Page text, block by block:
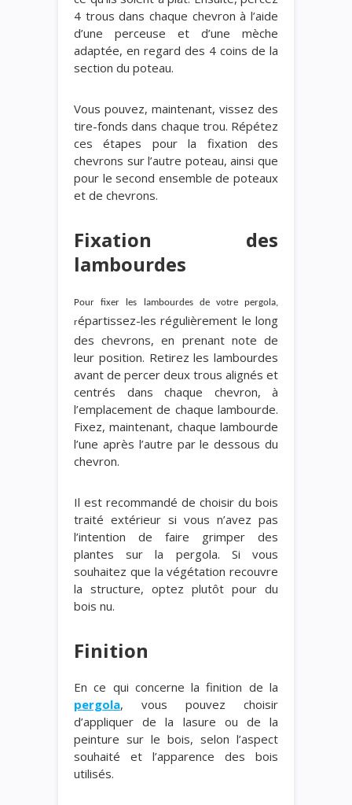
4 trous dans chaque chevron à l’aide
d’une perceuse et d’une mèche
adaptée, en regard des 4 coins de la
section du poteau.
Vous pouvez, maintenant, vissez des
tire-fonds dans chaque trou. Répétez
ces étapes pour la fixation des
chevrons sur l’autre poteau, ainsi que
pour le second ensemble de poteaux
et de chevrons.
Fixation des
lambourdes
Pour fixer les lambourdes de votre pergola,
répartissez-les régulièrement le long
des chevrons, en prenant note de
leur position. Retirez les lambourdes
avant de percer deux trous alignés et
centrés dans chaque chevron, à
l’emplacement de chaque lambourde.
Fixez, maintenant, chaque lambourde
l’une après l’autre par le dessous du
chevron.
Il est recommandé de choisir du bois
traité extérieur si vous n’avez pas
l’intention de faire grimper des
plantes sur la pergola. Si vous
souhaitez que la végétation recouvre
la structure, optez plutôt pour du
bois nu.
Finition
En ce qui concerne la finition de la
pergola, vous pouvez choisir
d’appliquer de la lasure ou de la
peinture sur le bois, selon l’aspect
souhaité et l’apparence des bois
utilisés.